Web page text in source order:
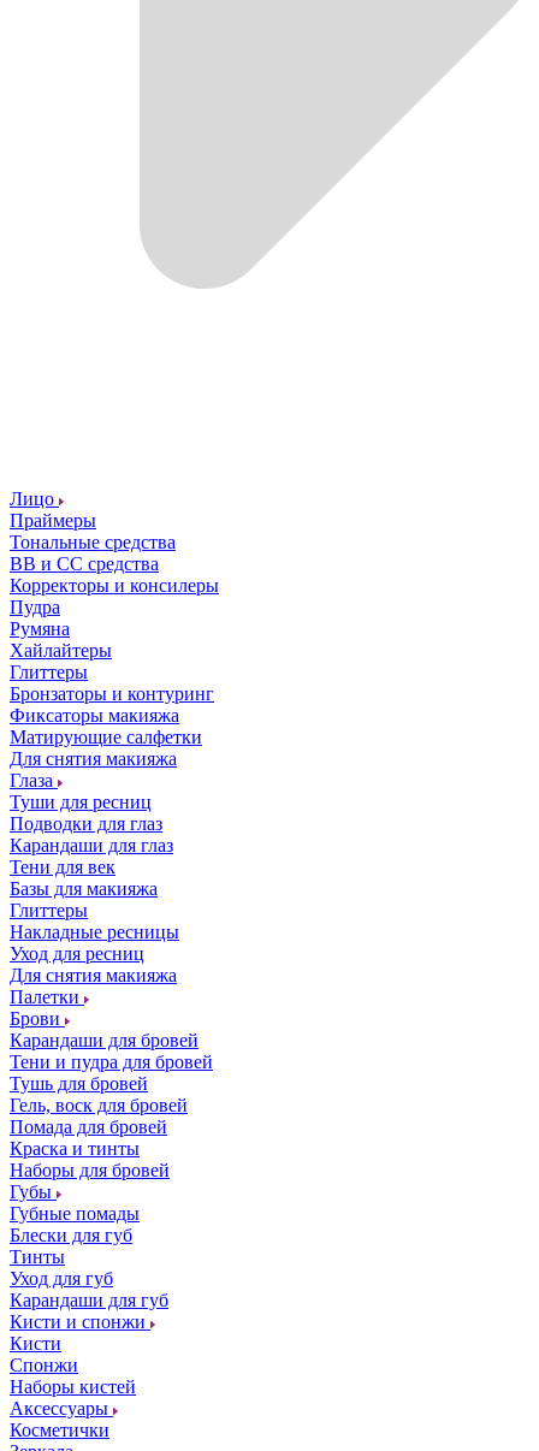
Лицо
Праймеры
Тональные средства
ВВ и СС средства
Корректоры и консилеры
Пудра
Румяна
Хайлайтеры
Глиттеры
Бронзаторы и контуринг
Фиксаторы макияжа
Матирующие салфетки
Для снятия макияжа
Глаза
Туши для ресниц
Подводки для глаз
Карандаши для глаз
Тени для век
Базы для макияжа
Глиттеры
Накладные ресницы
Уход для ресниц
Для снятия макияжа
Палетки
Брови
Карандаши для бровей
Тени и пудра для бровей
Тушь для бровей
Гель, воск для бровей
Помада для бровей
Краска и тинты
Наборы для бровей
Губы
Губные помады
Блески для губ
Тинты
Уход для губ
Карандаши для губ
Кисти и спонжи
Кисти
Спонжи
Наборы кистей
Аксессуары
Косметички